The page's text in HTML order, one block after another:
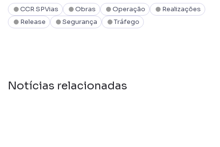
CCR SPVias Obras Operação
Realizações
Release
Segurança Tráfego
Notícias relacionadas